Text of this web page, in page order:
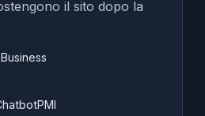
il sito dopo la